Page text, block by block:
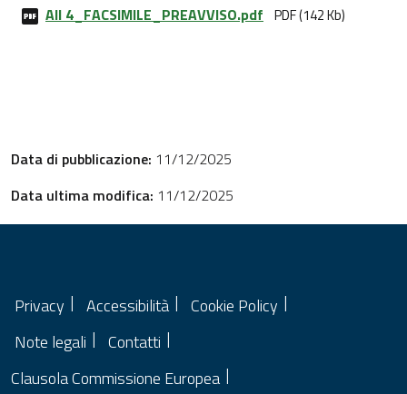
All 4_FACSIMILE_PREAVVISO.pdf PDF (142 Kb)
Data di pubblicazione: 11/12/2025
Data ultima modifica: 11/12/2025
Privacy Accessibilità
Cookie Policy
Note legali
Contatti
Clausola Commissione Europea